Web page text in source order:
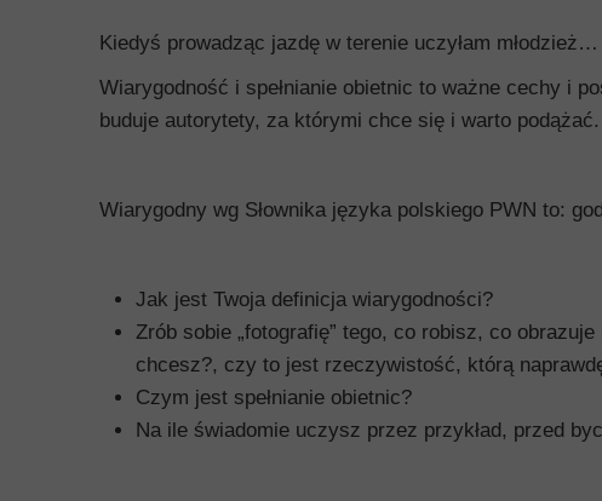
Kiedyś prowadząc jazdę w terenie uczyłam
Wiarygodność i spełnianie obietnic to ważne cechy i
buduje autorytety, za którymi chce się i warto
Wiarygodny wg Słownika języka polskiego PWN to:
Jak jest Twoja definicja wiarygodności?
Zrób sobie „fotografię” tego, co robisz, co
chcesz?, czy to jest rzeczywistość, którą
Czym jest spełnianie obietnic?
Na ile świadomie uczysz przez przykład, przed